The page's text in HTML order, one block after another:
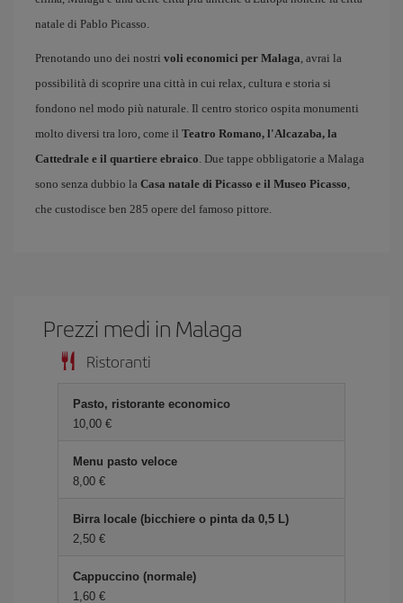
natale di Pablo Picasso.
Prenotando uno dei nostri voli economici per Malaga, avrai la
possibilità di scoprire una città in cui relax, cultura e storia si
fondono nel modo più naturale. Il centro storico ospita monumenti
molto diversi tra loro, come il Teatro Romano, l'Alcazaba, la
Cattedrale e il quartiere ebraico. Due tappe obbligatorie a Malaga
sono senza dubbio la Casa natale di Picasso e il Museo Picasso,
che custodisce ben 285 opere del famoso pittore.
Prezzi medi in Malaga
Ristoranti
Pasto, ristorante economico
10,00 €
Menu pasto veloce
8,00 €
Birra locale (bicchiere o pinta da 0,5 L)
2,50 €
Cappuccino (normale)
1,60 €